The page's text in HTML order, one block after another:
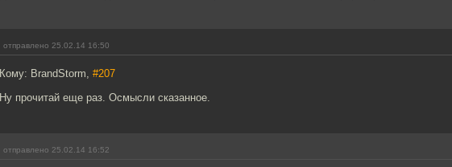
отправлено 25.02.14 16:50
Кому: BrandStorm, #207
Ну прочитай еще раз. Осмысли сказанное.
отправлено 25.02.14 16:52